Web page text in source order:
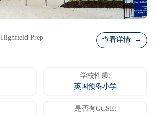
Highfield Prep
查看详情 →
学校性质:
英国预备小学
是否有GCSE: